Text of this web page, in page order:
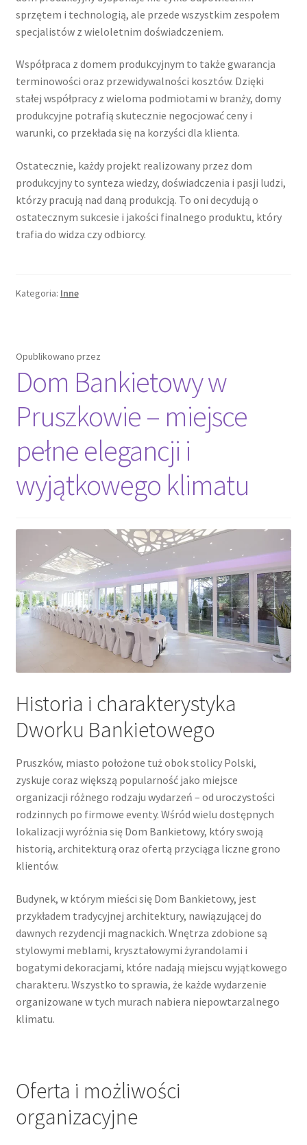
sprzętem i technologią, ale przede wszystkim zespołem
specjalistów z wieloletnim doświadczeniem.
Współpraca z domem produkcyjnym to także gwarancja
terminowości oraz przewidywalności kosztów. Dzięki
stałej współpracy z wieloma podmiotami w branży, domy
produkcyjne potrafią skutecznie negocjować ceny i
warunki, co przekłada się na korzyści dla klienta.
Ostatecznie, każdy projekt realizowany przez dom
produkcyjny to synteza wiedzy, doświadczenia i pasji ludzi,
którzy pracują nad daną produkcją. To oni decydują o
ostatecznym sukcesie i jakości finalnego produktu, który
trafia do widza czy odbiorcy.
Kategoria: Inne
Opublikowano przez
Dom Bankietowy w
Pruszkowie – miejsce
pełne elegancji i
wyjątkowego klimatu
Historia i charakterystyka
Dworku Bankietowego
Pruszków, miasto położone tuż obok stolicy Polski,
zyskuje coraz większą popularność jako miejsce
organizacji różnego rodzaju wydarzeń – od uroczystości
rodzinnych po firmowe eventy. Wśród wielu dostępnych
lokalizacji wyróżnia się Dom Bankietowy, który swoją
historią, architekturą oraz ofertą przyciąga liczne grono
klientów.
Budynek, w którym mieści się Dom Bankietowy, jest
przykładem tradycyjnej architektury, nawiązującej do
dawnych rezydencji magnackich. Wnętrza zdobione są
stylowymi meblami, kryształowymi żyrandolami i
bogatymi dekoracjami, które nadają miejscu wyjątkowego
charakteru. Wszystko to sprawia, że każde wydarzenie
organizowane w tych murach nabiera niepowtarzalnego
klimatu.
Oferta i możliwości
organizacyjne